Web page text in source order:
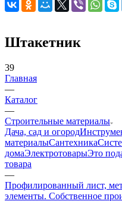
Штакетник
39
Главная
—
Каталог
—
Строительные материалы
Дача, сад и огород
материалыСантехника
домаЭлектротоварыЭто
товара
—
Профилированный лист,
элементы. Собственное